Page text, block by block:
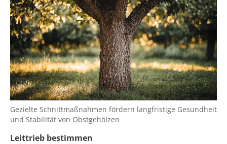
Gezielte Schnittmaßnahmen fördern langfristige Gesundheit
und Stabilität von Obstgehölzen
Leittrieb bestimmen